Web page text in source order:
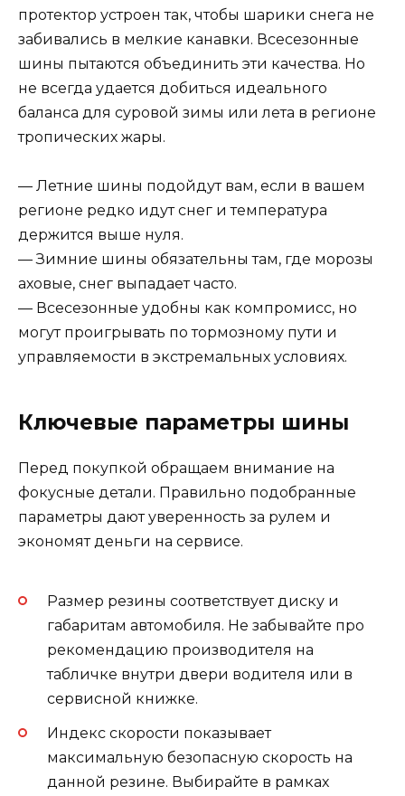
протектор устроен так, чтобы шарики снега не
забивались в мелкие канавки. Всесезонные
шины пытаются объединить эти качества. Но
не всегда удается добиться идеального
баланса для суровой зимы или лета в регионе
тропических жары.
— Летние шины подойдут вам, если в вашем
регионе редко идут снег и температура
держится выше нуля.
— Зимние шины обязательны там, где морозы
аховые, снег выпадает часто.
— Всесезонные удобны как компромисс, но
могут проигрывать по тормозному пути и
управляемости в экстремальных условиях.
Ключевые параметры шины
Перед покупкой обращаем внимание на
фокусные детали. Правильно подобранные
параметры дают уверенность за рулем и
экономят деньги на сервисе.
Размер резины соответствует диску и
габаритам автомобиля. Не забывайте про
рекомендацию производителя на
табличке внутри двери водителя или в
сервисной книжке.
Индекс скорости показывает
максимальную безопасную скорость на
данной резине. Выбирайте в рамках